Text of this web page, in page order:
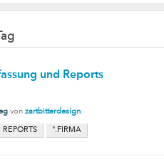
und Reports
von zartbitterdesign
REPORTS ".FIRMA